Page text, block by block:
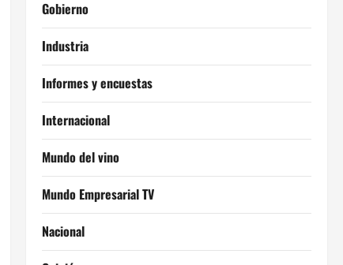
Gobierno
Industria
Informes y encuestas
Internacional
Mundo del vino
Mundo Empresarial TV
Nacional